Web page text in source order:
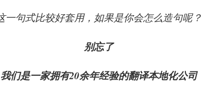
一句式比较好套用，如果是你会怎么造句呢？
别忘了
我们是一家拥有20余年经验的翻译本地化公司